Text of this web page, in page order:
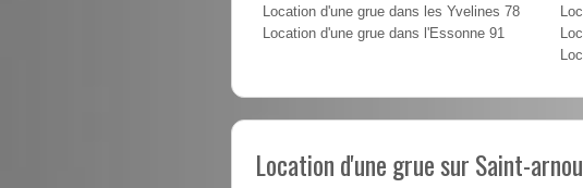
Location d'une grue dans les Yvelines 78
Location d'une grue dans l'Essonne 91
Location d'une grue sur Saint-